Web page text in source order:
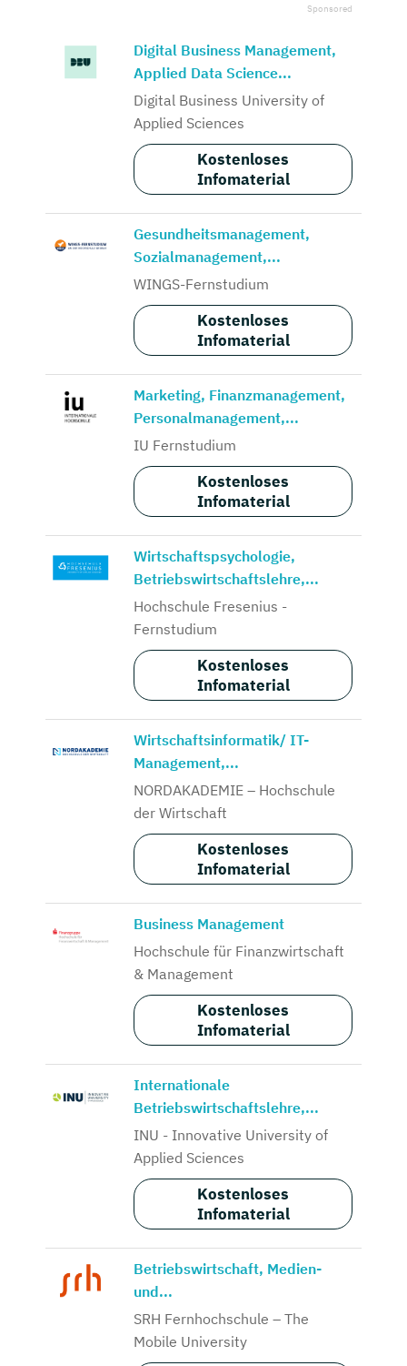
Digital Business Management,
Applied Data Science...
Digital Business University of
Applied Sciences
Kostenloses
Infomaterial
Gesundheitsmanagement,
Sozialmanagement,...
WINGS-Fernstudium
Kostenloses
Infomaterial
Marketing, Finanzmanagement,
Personalmanagement,...
IU Fernstudium
Kostenloses
Infomaterial
Wirtschaftspsychologie,
Betriebswirtschaftslehre,...
Hochschule Fresenius -
Fernstudium
Kostenloses
Infomaterial
Wirtschaftsinformatik/ IT-
Management,...
NORDAKADEMIE – Hochschule
der Wirtschaft
Kostenloses
Infomaterial
Business Management
Hochschule für Finanzwirtschaft
& Management
Kostenloses
Infomaterial
Internationale
Betriebswirtschaftslehre,...
INU - Innovative University of
Applied Sciences
Kostenloses
Infomaterial
Betriebswirtschaft, Medien-
und...
SRH Fernhochschule – The
Mobile University